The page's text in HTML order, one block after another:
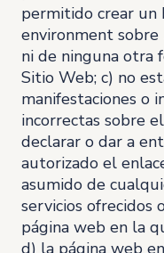
permitido crear un
environment sobre
ni de ninguna otra
Sitio Web; c) no
manifestaciones o
incorrectas sobre
declarar o dar a
autorizado el
asumido de
servicios ofrecidos
página web en la
d) la página web